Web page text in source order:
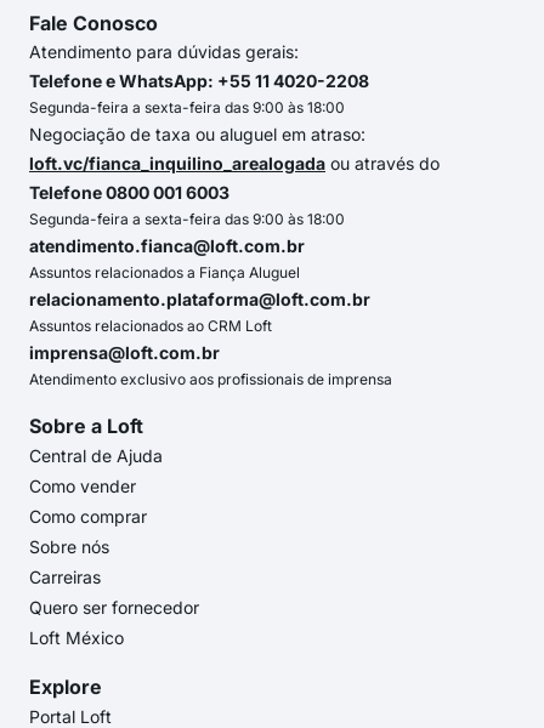
Fale Conosco
Atendimento para dúvidas gerais:
Telefone e WhatsApp: +55 11 4020-2208
Segunda-feira a sexta-feira das 9:00 às 18:00
Negociação de taxa ou aluguel em atraso:
loft.vc/fianca_inquilino_arealogada ou através do
Telefone 0800 001 6003
Segunda-feira a sexta-feira das 9:00 às 18:00
atendimento.fianca@loft.com.br
Assuntos relacionados a Fiança Aluguel
relacionamento.plataforma@loft.com.br
Assuntos relacionados ao CRM Loft
imprensa@loft.com.br
Atendimento exclusivo aos profissionais de imprensa
Sobre a Loft
Central de Ajuda
Como vender
Como comprar
Sobre nós
Carreiras
Quero ser fornecedor
Loft México
Explore
Portal Loft